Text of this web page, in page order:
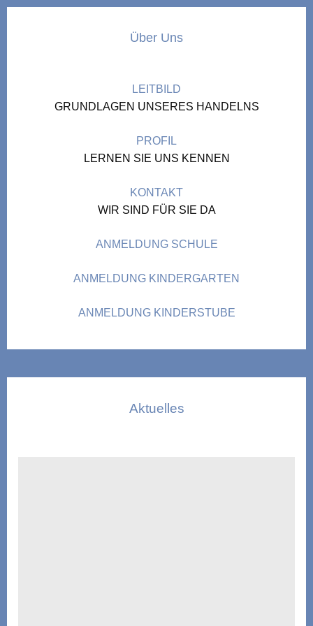
Über Uns
LEITBILD
GRUNDLAGEN UNSERES HANDELNS
PROFIL
LERNEN SIE UNS KENNEN
KONTAKT
WIR SIND FÜR SIE DA
ANMELDUNG SCHULE
ANMELDUNG KINDERGARTEN
ANMELDUNG KINDERSTUBE
Aktuelles